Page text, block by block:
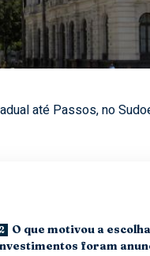
até Passos, no
O que motivou a
foram